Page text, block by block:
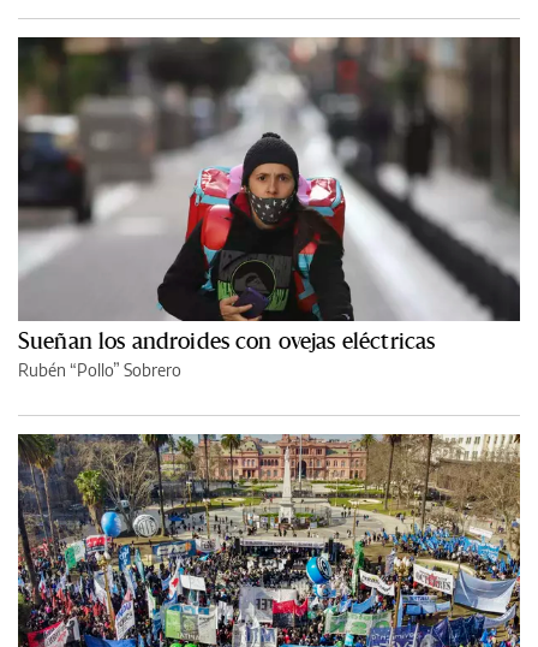
Sueñan los androides con ovejas eléctricas
Rubén “Pollo” Sobrero